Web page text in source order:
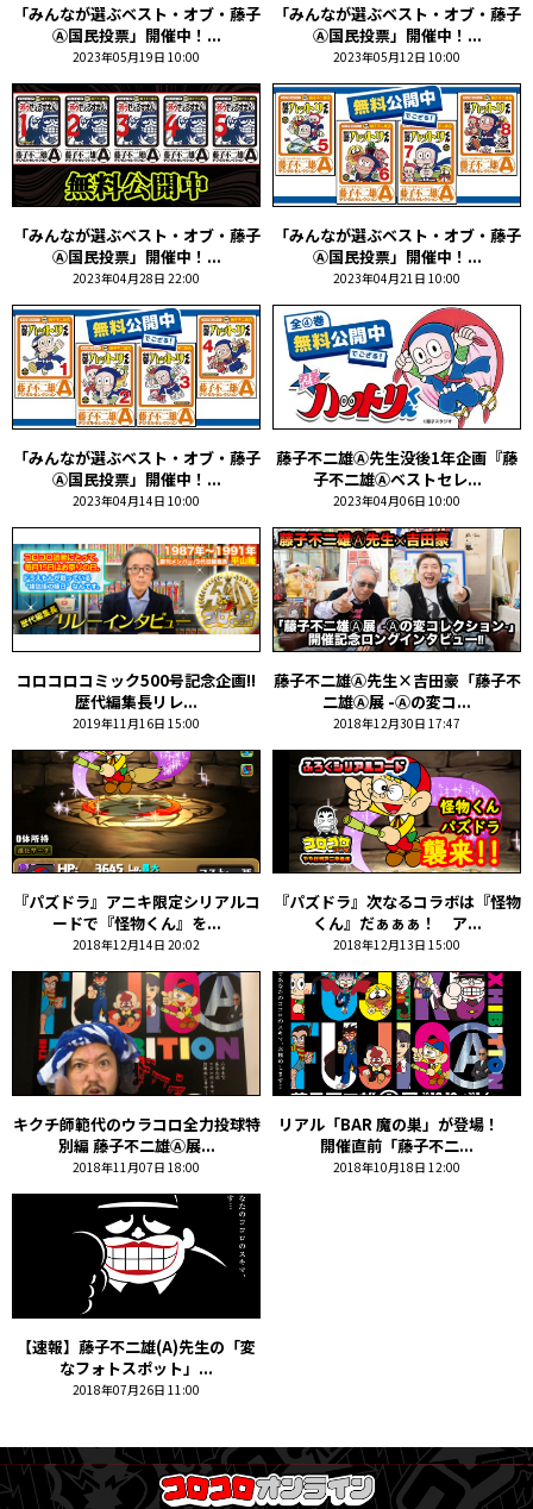
「みんなが選ぶベスト・オブ・藤子
Ⓐ国民投票」開催中！...
2023年05月19日 10:00
「みんなが選ぶベスト・オブ・藤子
Ⓐ国民投票」開催中！...
2023年05月12日 10:00
「みんなが選ぶベスト・オブ・藤子
Ⓐ国民投票」開催中！...
2023年04月28日 22:00
「みんなが選ぶベスト・オブ・藤子
Ⓐ国民投票」開催中！...
2023年04月21日 10:00
「みんなが選ぶベスト・オブ・藤子
Ⓐ国民投票」開催中！...
2023年04月14日 10:00
藤子不二雄Ⓐ先生没後1年企画『藤
子不二雄Ⓐベストセレ...
2023年04月06日 10:00
コロコロコミック500号記念企画!!
歴代編集長リレ...
2019年11月16日 15:00
藤子不二雄Ⓐ先生×吉田豪「藤子不
二雄Ⓐ展 -Ⓐの変コ...
2018年12月30日 17:47
『パズドラ』アニキ限定シリアルコ
ードで『怪物くん』を...
2018年12月14日 20:02
『パズドラ』次なるコラボは『怪物
くん』だぁぁぁ！ ア...
2018年12月13日 15:00
キクチ師範代のウラコロ全力投球特
別編 藤子不二雄Ⓐ展...
2018年11月07日 18:00
リアル「BAR 魔の巣」が登場！
開催直前「藤子不二...
2018年10月18日 12:00
【速報】藤子不二雄(A)先生の「変
なフォトスポット」...
2018年07月26日 11:00